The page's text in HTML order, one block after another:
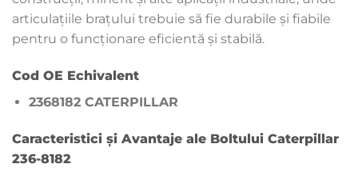
articulațiile brațului trebuie să fie durabile și fiabile
pentru o funcționare eficientă și stabilă.
Cod OE Echivalent
2368182 CATERPILLAR
Caracteristici și Avantaje ale Boltului Caterpillar
236-8182